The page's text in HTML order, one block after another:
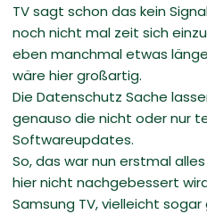
TV sagt schon das kein
noch nicht mal zeit sich
eben manchmal etwas
wäre hier großartig.
Die Datenschutz Sache
genauso die nicht oder nur
Softwareupdates.
So, das war nun erstmal
hier nicht nachgebessert
Samsung TV, vielleicht